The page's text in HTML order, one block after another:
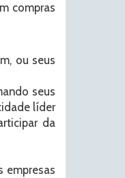
compras
ou seus
seus
líder
da
empresas